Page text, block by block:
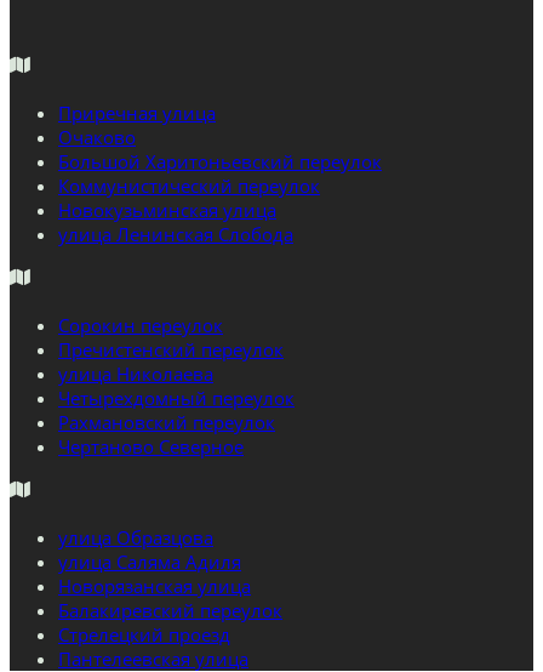
Приречная улица
Очаково
Большой Харитоньевский переулок
Коммунистический переулок
Новокузьминская улица
улица Ленинская Слобода
Сорокин переулок
Пречистенский переулок
улица Николаева
Четырехдомный переулок
Рахмановский переулок
Чертаново Северное
улица Образцова
улица Саляма Адиля
Новорязанская улица
Балакиревский переулок
Стрелецкий проезд
Пантелеевская улица